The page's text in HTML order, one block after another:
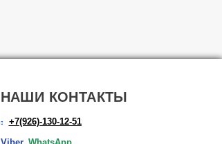
НАШИ КОНТАКТЫ
+7(926)-130-12-51